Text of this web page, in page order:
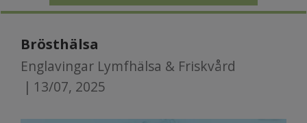
Brösthälsa
Englavingar Lymfhälsa & Friskvård
| 13/07, 2025